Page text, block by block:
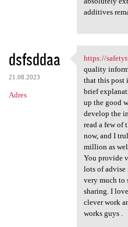
additives
dsfsddaa
21.08.2023
Adres
https://
https://
quality
that this post
brief
up the good
develop the
read a few of
now, and I
million as
You provide
lots of advise
very much to
sharing. I
clever work
works guys .